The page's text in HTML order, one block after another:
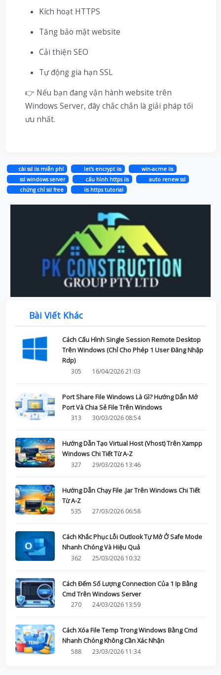
Kích hoạt HTTPS
Tăng bảo mật website
Cải thiện SEO
Tự động gia hạn SSL
👉 Nếu bạn đang vận hành website trên
Windows Server, đây chắc chắn là giải pháp tối
ưu nhất.
cài ssl iis miễn phí let's encrypt iis
win-acme iis
ssl windows server
cấu hình https iis
auto renew ssl
chứng chỉ ssl free
iis https tutorial
Bài Viết Khác
Cách Cấu Hình Single Session Remote Desktop
Trên Windows (Chỉ Cho Phép 1 User Đăng Nhập
Rdp)
305
16/04/2026 21:03
Port Share File Windows Là Gì? Hướng Dẫn Mở
Port Và Chia Sẻ File Trên Windows
313
30/03/2026 08:54
Hướng Dẫn Tạo Virtual Host (Vhost) Trên Xampp
Windows Chi Tiết Từ A-Z
327
29/03/2026 13:46
Hướng Dẫn Chạy File .Jar Trên Windows Chi Tiết
Từ A-Z
535
27/03/2026 06:58
Cách Khắc Phục Lỗi Outlook Tự Mở Ở Safe Mode
Nhanh Chóng Và Hiệu Quả
362
25/03/2026 10:32
Cách Đếm Số Lượng Connection Của 1 Ip Bằng
Cmd Trên Windows Server
270
24/03/2026 13:59
Cách Xóa File Temp Trong Windows Bằng Cmd
Nhanh Chóng Không Cần Xác Nhận
588
23/03/2026 11:34